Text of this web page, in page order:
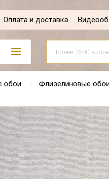
Оплата и доставка
обои Флизелиновые обои